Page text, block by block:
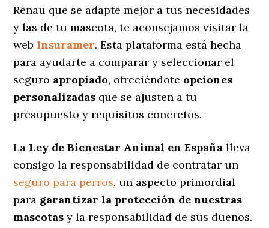
Renau que se adapte mejor a tus necesidades
y las de tu mascota, te aconsejamos visitar la
web Insuramer. Esta plataforma está hecha
para ayudarte a comparar y seleccionar el
seguro apropiado, ofreciéndote opciones
personalizadas que se ajusten a tu
presupuesto y requisitos concretos.
La Ley de Bienestar Animal en España lleva
consigo la responsabilidad de contratar un
seguro para perros, un aspecto primordial
para garantizar la protección de nuestras
mascotas y la responsabilidad de sus dueños.